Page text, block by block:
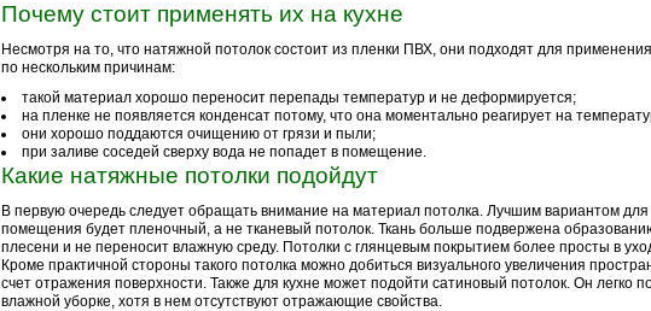
Почему стоит применять их на кухне
Несмотря на то, что натяжной потолок состоит из пленки ПВХ, они подходят для
по нескольким причинам:
такой материал хорошо переносит перепады температур и не деформируется;
на пленке не появляется конденсат потому, что она моментально реагирует на
они хорошо поддаются очищению от грязи и пыли;
при заливе соседей сверху вода не попадет в помещение.
Какие натяжные потолки подойдут
В первую очередь следует обращать внимание на материал потолка. Лучшим вариантом для
помещения будет пленочный, а не тканевый потолок. Ткань больше подвержена
плесени и не переносит влажную среду. Потолки с глянцевым покрытием более просты в
Кроме практичной стороны такого потолка можно добиться визуального увеличения
счет отражения поверхности. Также для кухне может подойти сатиновый потолок. Он легко
влажной уборке, хотя в нем отсутствуют отражающие свойства.